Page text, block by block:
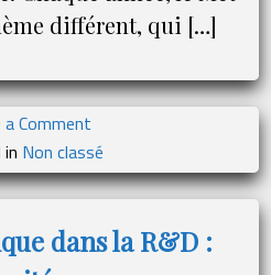
différent, qui […]
a Comment
Karl
Lagerfeld
:
hommage
Non classé
dans la R&D :